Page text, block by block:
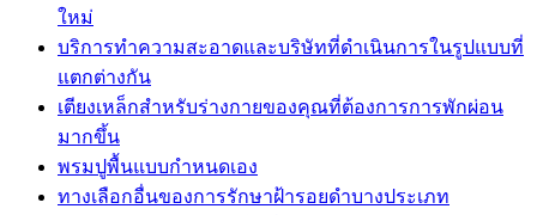
ใหม่
บริการทำความสะอาดและบริษัทที่ดำเนินการในรูปแบบที่
แตกต่างกัน
เตียงเหล็กสำหรับร่างกายของคุณที่ต้องการการพักผ่อน
มากขึ้น
พรมปูพื้นแบบกำหนดเอง
ทางเลือกอื่นของการรักษาฝ้ารอยดำบางประเภท